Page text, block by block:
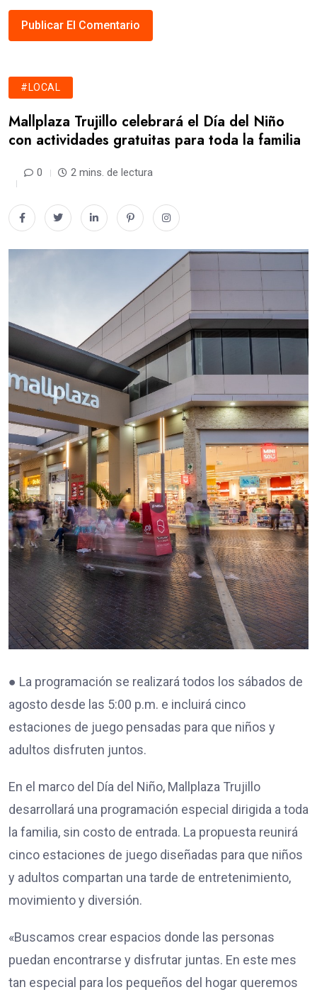
#LOCAL
Mallplaza Trujillo celebrará el Día del Niño
con actividades gratuitas para toda la familia
0 2 mins. de lectura
● La programación se realizará todos los sábados de
agosto desde las 5:00 p.m. e incluirá cinco
estaciones de juego pensadas para que niños y
adultos disfruten juntos.
En el marco del Día del Niño, Mallplaza Trujillo
desarrollará una programación especial dirigida a toda
la familia, sin costo de entrada. La propuesta reunirá
cinco estaciones de juego diseñadas para que niños
y adultos compartan una tarde de entretenimiento,
movimiento y diversión.
«Buscamos crear espacios donde las personas
puedan encontrarse y disfrutar juntas. En este mes
tan especial para los pequeños del hogar queremos